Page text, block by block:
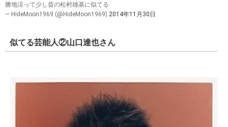
勝地涼って少し昔の松村雄基に似てる
— HideMoon1969 (@HideMoon1969) 2014年11月30日
似てる芸能人②山口達也さん